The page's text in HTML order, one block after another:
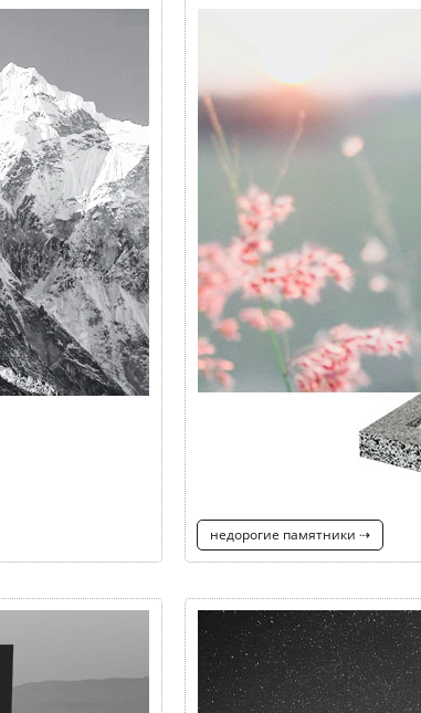
недорогие памятники ⇢